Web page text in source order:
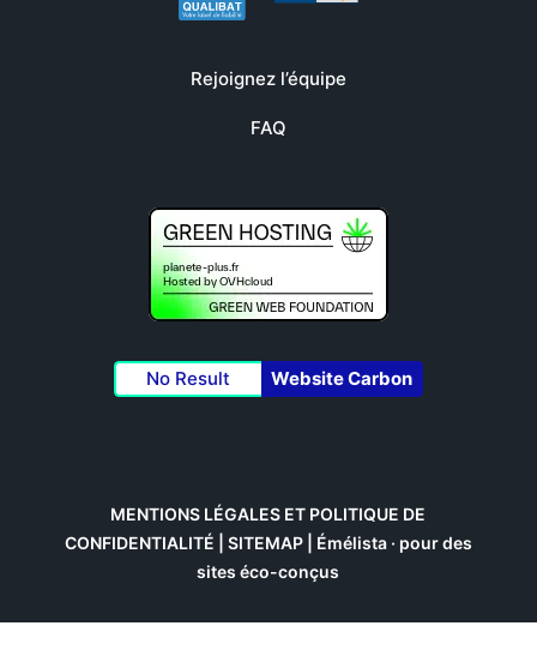
Rejoignez l’équipe
FAQ
No Result Website Carbon
MENTIONS LÉGALES ET POLITIQUE DE
CONFIDENTIALITÉ
SITEMAP| Émélista · pour des
sites éco-conçus